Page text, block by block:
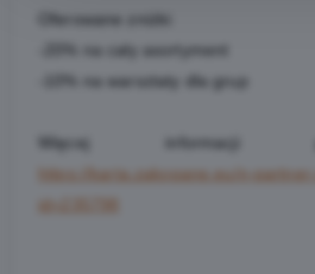
Oferowane zniżki:
-20% na cały asortyment
-10% na warsztaty dla grup
Więcej informacji
https://karta.zakopane.eu/n-
id=235798